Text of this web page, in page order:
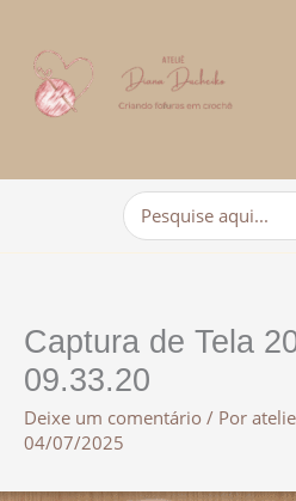
conteúdo
Procurar:
Captura de Tela
09.33.20
Deixe um comentário / Por
04/07/2025